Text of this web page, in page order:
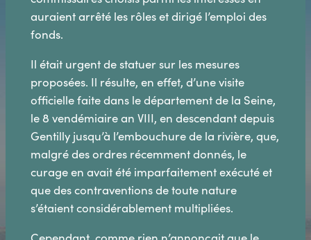
auraient arrêté les rôles et dirigé l’emploi des
fonds.
Il était urgent de statuer sur les mesures
proposées. Il résulte, en effet, d’une visite
officielle faite dans le département de la Seine,
le 8 vendémiaire an VIII, en descendant depuis
Gentilly jusqu’à l’embouchure de la rivière, que,
malgré des ordres récemment donnés, le
curage en avait été imparfaitement exécuté et
que des contraventions de toute nature
s’étaient considérablement multipliées.